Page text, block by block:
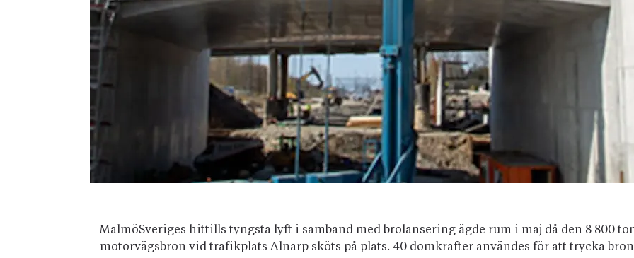
MalmöSveriges hittills tyngsta lyft i samband med brolansering ägde rum i maj då den 8 800
motorvägsbron vid trafikplats Alnarp sköts på plats. 40 domkrafter användes för att trycka